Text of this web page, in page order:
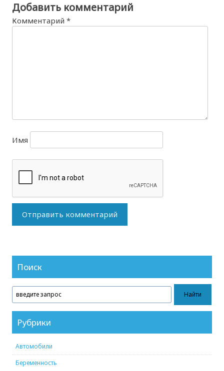
Добавить комментарий
Комментарий*
Имя
Поиск
Рубрики
Автомобили
Беременность